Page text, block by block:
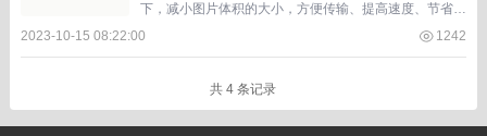
下，减小图片体积的大小，方便传输、提高速度、节省带
宽。 Imagine-0.7.5是一款多平台图片压缩软件，有mac
2023-10-15 08:22:00 1242
共 4 条记录